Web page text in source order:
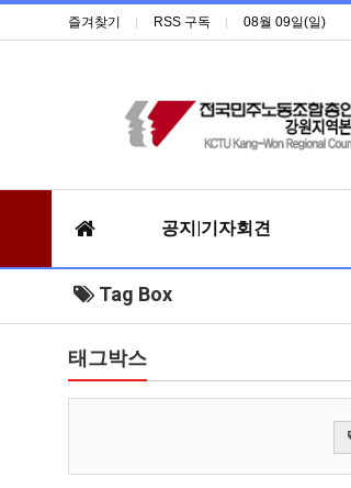
즐겨찾기 RSS 구독 08월 09일(일)
공지|기자회견
Tag Box
태그박스